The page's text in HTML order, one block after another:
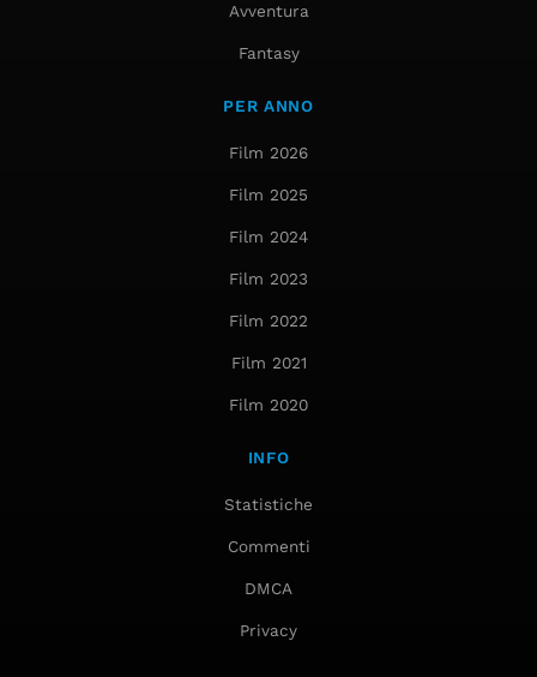
Avventura
Fantasy
PER ANNO
Film 2026
Film 2025
Film 2024
Film 2023
Film 2022
Film 2021
Film 2020
INFO
Statistiche
Commenti
DMCA
Privacy